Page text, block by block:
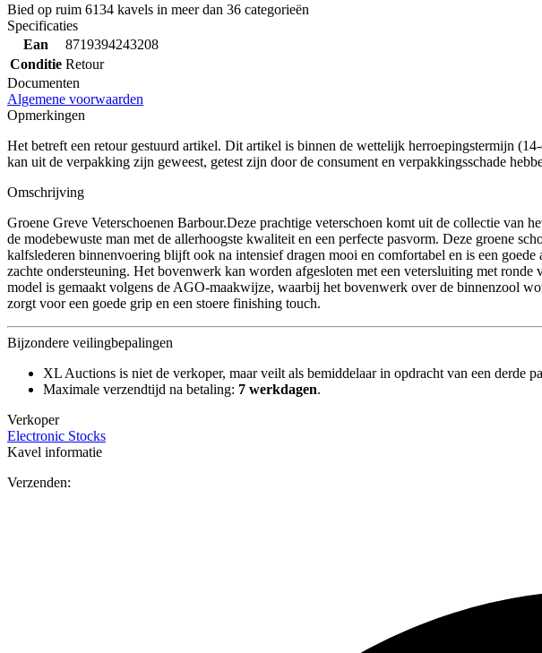
Bied op ruim 6134 kavels in meer dan 36 categorieën
Specificaties
Ean
8719394243208
Conditie Retour
Documenten
Algemene voorwaarden
Opmerkingen
Het betreft een retour gestuurd artikel. Dit artikel is binnen de wettelijk herroepingstermijn
kan uit de verpakking zijn geweest, getest zijn door de consument en verpakkingsschade
Omschrijving
Groene Greve Veterschoenen Barbour.Deze prachtige veterschoen komt uit de collectie van
de modebewuste man met de allerhoogste kwaliteit en een perfecte pasvorm. Deze groene
kalfslederen binnenvoering blijft ook na intensief dragen mooi en comfortabel en is een
zachte ondersteuning. Het bovenwerk kan worden afgesloten met een vetersluiting met
model is gemaakt volgens de AGO-maakwijze, waarbij het bovenwerk over de binnenzool
zorgt voor een goede grip en een stoere finishing touch.
Bijzondere veilingbepalingen
XL Auctions is niet de verkoper, maar veilt als bemiddelaar in opdracht van een derde
Maximale verzendtijd na betaling: 7 werkdagen.
Verkoper
Electronic Stocks
Kavel informatie
Verzenden: